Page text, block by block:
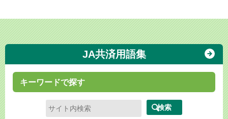
JA共済用語集
キーワードで探す